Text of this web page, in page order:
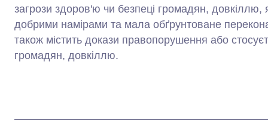
загрози здоров'ю чи безпеці громадян,
добрими намірами та мала обґрунтоване
також містить докази правопорушення або
громадян, довкіллю.